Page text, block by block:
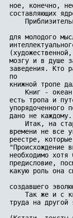
ное, конечно,
составляющих
для молодого
мозгу и в душе
заведения. Кто
по
книжной тропе
Книг -
есть тропа и
упорядоченного
дано не каждому.
Итак, на
времени не все
реестре,
"Происхождение
необходимо
предисловие,
какую роль она
создавшего
Так же и с
труда на другой